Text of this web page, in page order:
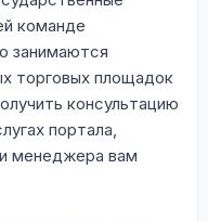
команде
занимаются
торговых площадок
консультацию
портала,
менеджера вам